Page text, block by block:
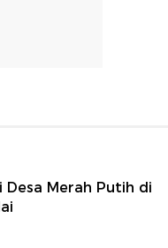
Desa Merah Putih di